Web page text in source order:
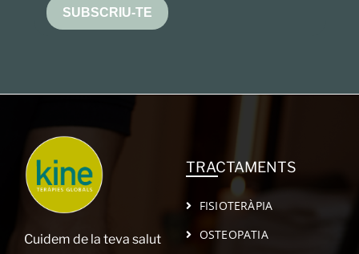
SUBSCRIU-TE
Cuidem de la teva salut
TRACTAMENTS
FISIOTERÀPIA
OSTEOPATIA